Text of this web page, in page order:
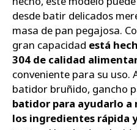
desde batir delicados
masa de pan pegajosa.
gran capacidad está
304 de calidad
conveniente para su uso.
batidor bruñido, gancho
batidor para ayudarlo a
los ingredientes rápida